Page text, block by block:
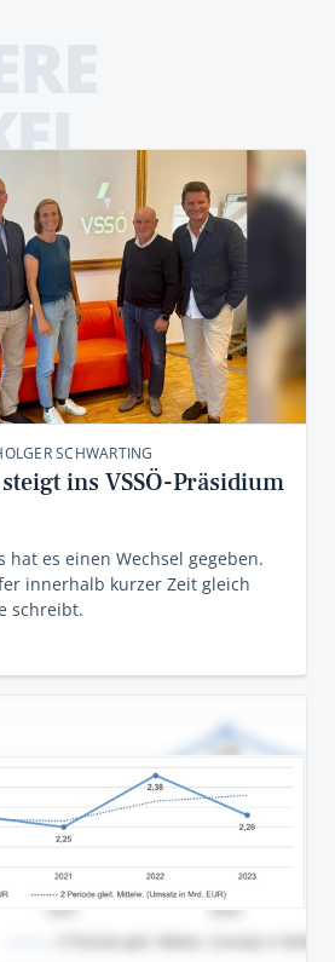
SCHWARTING
ins VSSÖ-Präsidium
hat es einen Wechsel gegeben.
innerhalb kurzer Zeit gleich
schreibt.